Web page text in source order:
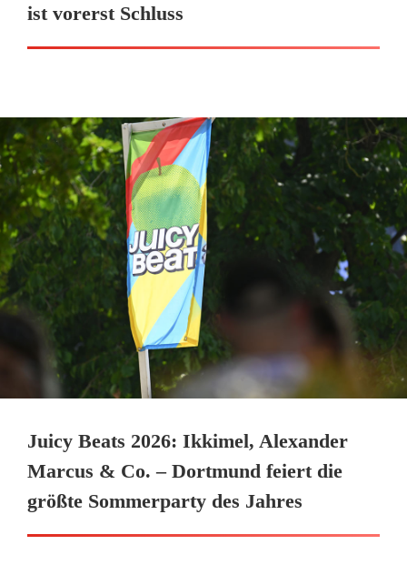
ist vorerst Schluss
Juicy Beats 2026: Ikkimel, Alexander
Marcus & Co. – Dortmund feiert die
größte Sommerparty des Jahres